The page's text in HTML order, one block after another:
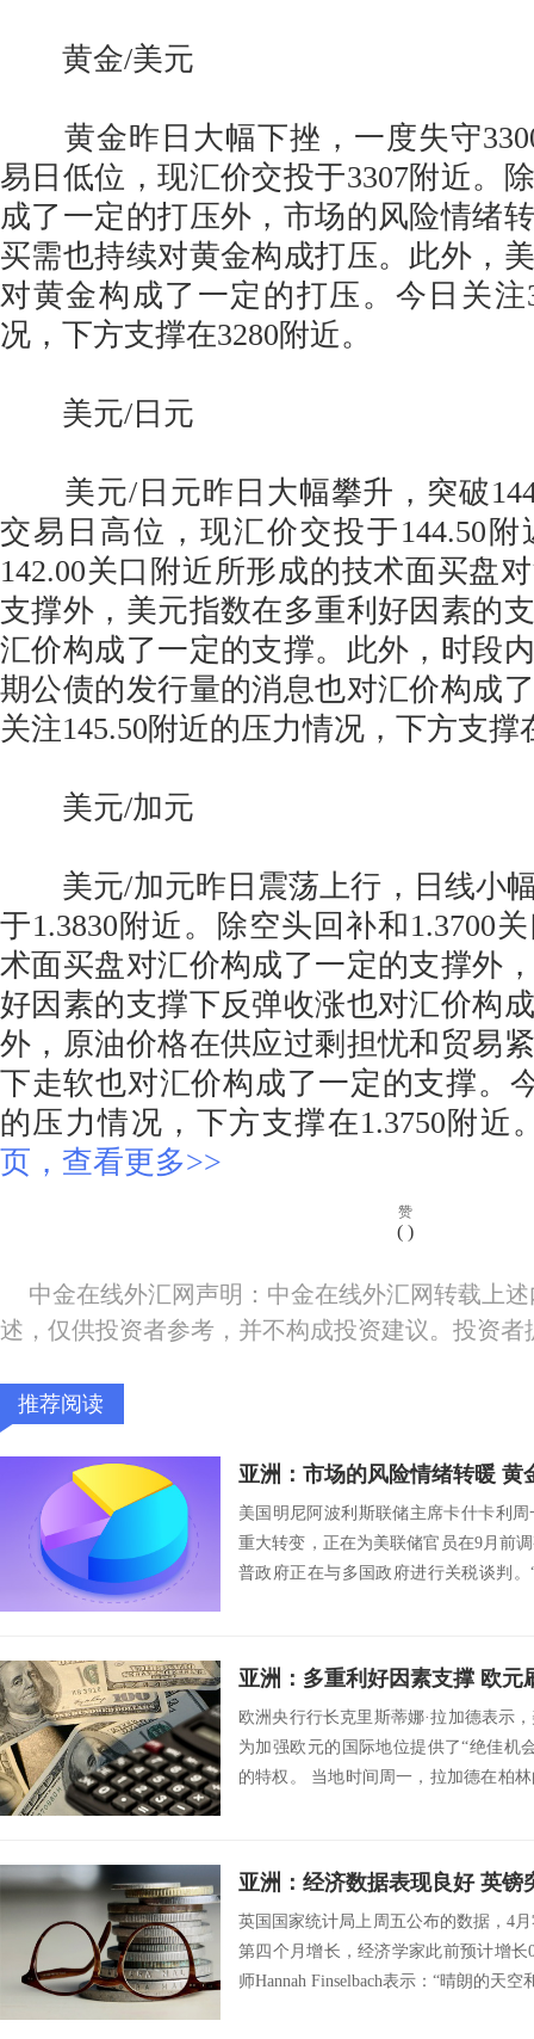
黄金/美元
黄金昨日大幅下挫，一度失守
易日低位，现汇价交投于3307附近。
成了一定的打压外，市场的风险情绪
买需也持续对黄金构成打压。此外，
对黄金构成了一定的打压。今日关注
况，下方支撑在3280附近。
美元/日元
美元/日元昨日大幅攀升，突破
交易日高位，现汇价交投于144.50
142.00关口附近所形成的技术面买盘
支撑外，美元指数在多重利好因素的
汇价构成了一定的支撑。此外，时段
期公债的发行量的消息也对汇价构成
关注145.50附近的压力情况，下方支撑
美元/加元
美元/加元昨日震荡上行，日线小
于1.3830附近。除空头回补和1.3700
术面买盘对汇价构成了一定的支撑外
好因素的支撑下反弹收涨也对汇价构
外，原油价格在供应过剩担忧和贸易
下走软也对汇价构成了一定的支撑。
的压力情况，下方支撑在1.3750附近
页，查看更多>>
赞
( )
中金在线外汇网声明：中金在线外汇网转载上
述，仅供投资者参考，并不构成投资建议。投资
推荐阅读
亚洲：市场的风险情绪转暖 黄
美国明尼阿波利斯联储主席卡什卡利
重大转变，正在为美联储官员在9月前
普政府正在与多国政府进行关税谈判
亚洲：多重利好因素支撑 欧元
欧洲央行行长克里斯蒂娜·拉加德表示
为加强欧元的国际地位提供了“绝佳机
的特权。 当地时间周一，拉加德在柏
亚洲：经济数据表现良好 英镑
英国国家统计局上周五公布的数据，4
第四个月增长，经济学家此前预计增
师Hannah Finselbach表示：“晴朗的天空